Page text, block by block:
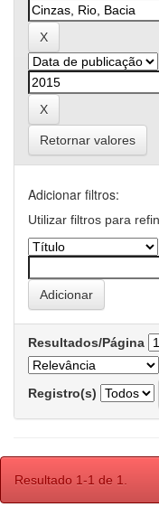
Retornar valores
Adicionar filtros:
Utilizar filtros para
Resultados/Página
Registro(s)
Resultado 1-1 de 1.